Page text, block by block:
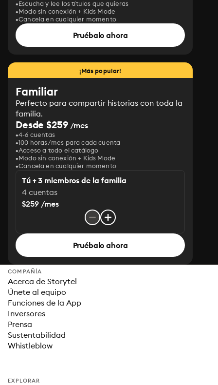
Escucha y lee los títulos que quieras
Modo sin conexión + Kids Mode
Cancela en cualquier momento
Pruébalo ahora
¡Más popular!
Familiar
Perfecto para compartir historias con toda la
familia.
Desde $259/mes
4-6 cuentas
100 horas/mes para cada cuenta
Acceso a todo el catálogo
Modo sin conexión + Kids Mode
Cancela en cualquier momento
Tú + 3 miembros de la familia
4 cuentas
$259 /mes
Pruébalo ahora
COMPAÑÍA
Acerca de Storytel
Únete al equipo
Funciones de la App
Inversores
Prensa
Sustentabilidad
Whistleblow
EXPLORAR